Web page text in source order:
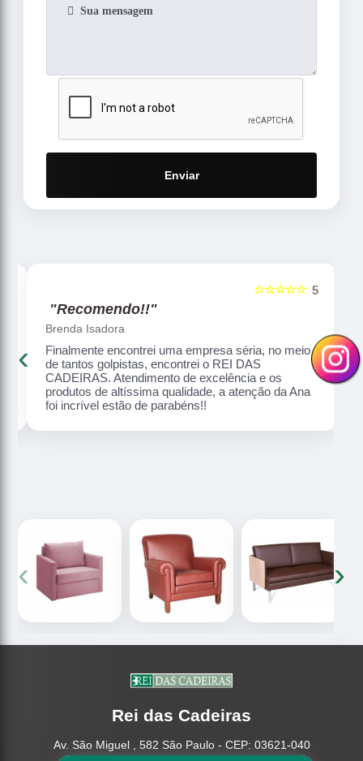
Enviar
5
☆☆☆☆☆
"Recomendo!!"
Brenda Isadora
Finalmente encontrei uma empresa séria, no meio
de tantos golpistas, encontrei o REI DAS
CADEIRAS. Atendimento de excelência e os
produtos de altíssima qualidade, a atenção da Ana
foi incrível estão de parabéns!!
‹ ›
‹ ›
Rei das Cadeiras
Av. São Miguel , 582 São Paulo - CEP: 03621-040